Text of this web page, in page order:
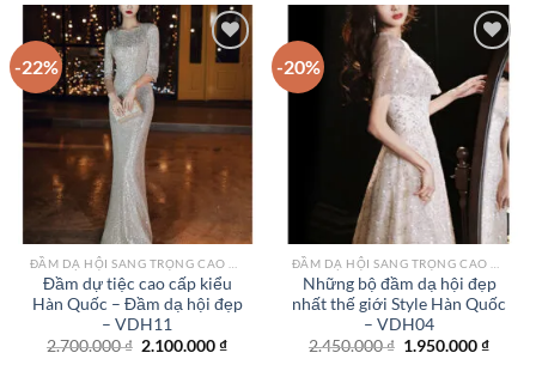
2.150.000 ₫.
-22%
Add to
wishlist
Đầm dự tiệc cao cấp kiểu
Hàn Quốc – Đầm dạ hội đẹp
– VDH11
2.700.000₫ Giá
2.100.000₫Giá
-20%
Add to
wishlist
Những bộ đầm dạ hội đẹp
nhất thế giới Style Hàn Quốc
– VDH04
2.450.000₫ Giá
1.950.000₫Giá